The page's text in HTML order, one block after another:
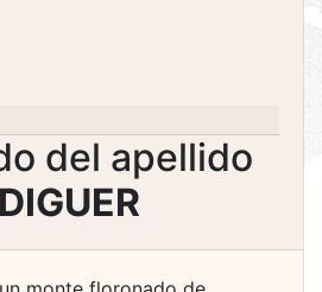
del apellido